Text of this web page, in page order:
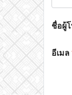
ชื่อผู้
อีเมล